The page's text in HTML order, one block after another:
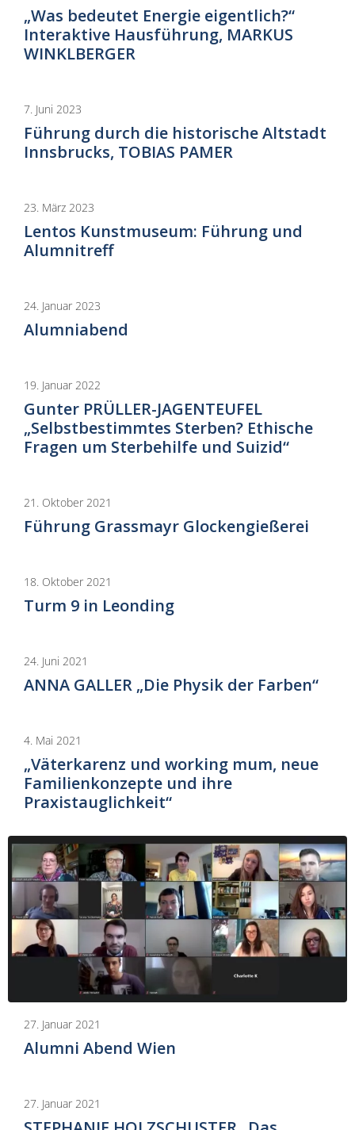
„Was bedeutet Energie eigentlich?“
Interaktive Hausführung, MARKUS
WINKLBERGER
7. Juni 2023
Führung durch die historische Altstadt
Innsbrucks, TOBIAS PAMER
23. März 2023
Lentos Kunstmuseum: Führung und
Alumnitreff
24. Januar 2023
Alumniabend
19. Januar 2022
Gunter PRÜLLER-JAGENTEUFEL
„Selbstbestimmtes Sterben? Ethische
Fragen um Sterbehilfe und Suizid“
21. Oktober 2021
Führung Grassmayr Glockengießerei
18. Oktober 2021
Turm 9 in Leonding
24. Juni 2021
ANNA GALLER „Die Physik der Farben“
4. Mai 2021
„Väterkarenz und working mum, neue
Familienkonzepte und ihre
Praxistauglichkeit“
27. Januar 2021
Alumni Abend Wien
27. Januar 2021